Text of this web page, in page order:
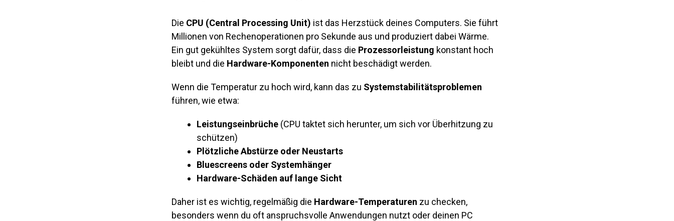
Die CPU (Central Processing Unit) ist das Herzstück deines Computers. Sie führt
Millionen von Rechenoperationen pro Sekunde aus und produziert dabei Wärme.
Ein gut gekühltes System sorgt dafür, dass die Prozessorleistung konstant hoch
bleibt und die Hardware-Komponenten nicht beschädigt werden.
Wenn die Temperatur zu hoch wird, kann das zu Systemstabilitätsproblemen
führen, wie etwa:
Leistungseinbrüche (CPU taktet sich herunter, um sich vor Überhitzung zu
schützen)
Plötzliche Abstürze oder Neustarts
Bluescreens oder Systemhänger
Hardware-Schäden auf lange Sicht
Daher ist es wichtig, regelmäßig die Hardware-Temperaturen zu checken,
besonders wenn du oft anspruchsvolle Anwendungen nutzt oder deinen PC